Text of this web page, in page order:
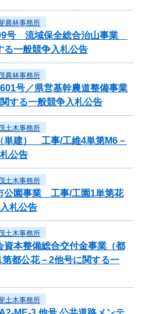
農林事務所
号 流域保全総合治山事業
一般競争入札公告
農林事務所
号／県営基幹農道整備事業
する一般競争入札公告
土木事務所
建） 工事/工維4単第M6－
公告
土木事務所
公園事業 工事/工園1単第花
札公告
土木事務所
本整備総合交付金事業（都
都公花－2他号に関する一
土木事務所